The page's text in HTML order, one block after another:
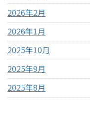
2026年2月
2026年1月
2025年10月
2025年9月
2025年8月